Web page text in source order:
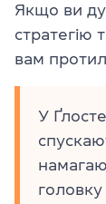
Якщо ви
стратегію
вам
У